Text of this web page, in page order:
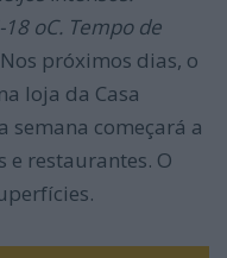
oC. Tempo de
Nos próximos dias, o
loja da Casa
semana começará a
restaurantes. O